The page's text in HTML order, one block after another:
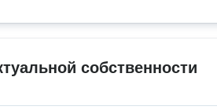
собственности